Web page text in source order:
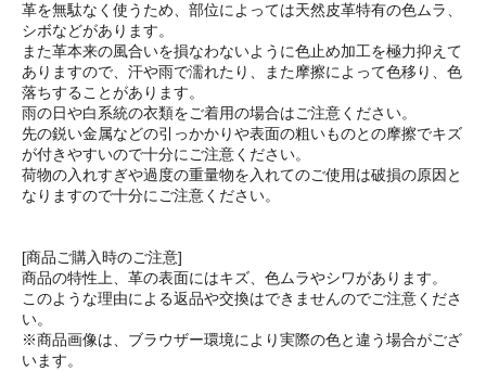
革を無駄なく使うため、部位によっては天然皮革特有の色ムラ、
シボなどがあります。
また革本来の風合いを損なわないように色止め加工を極力抑えて
ありますので、汗や雨で濡れたり、また摩擦によって色移り、色
落ちすることがあります。
雨の日や白系統の衣類をご着用の場合はご注意ください。
先の鋭い金属などの引っかかりや表面の粗いものとの摩擦でキズ
が付きやすいので十分にご注意ください。
荷物の入れすぎや過度の重量物を入れてのご使用は破損の原因と
なりますので十分にご注意ください。
[商品ご購入時のご注意]
商品の特性上、革の表面にはキズ、色ムラやシワがあります。
このような理由による返品や交換はできませんのでご注意くださ
い。
※商品画像は、ブラウザー環境により実際の色と違う場合がござ
います。